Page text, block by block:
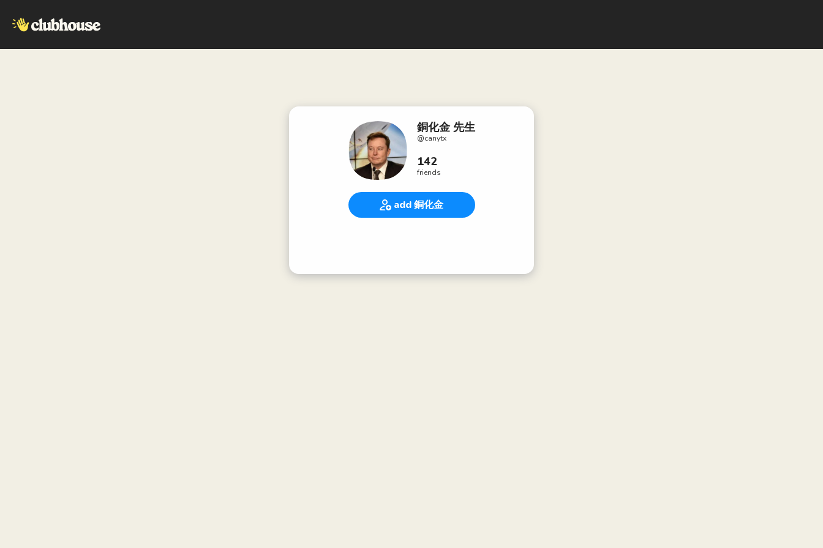
銅化金 先生
@canytx
142
friends
add 銅化金